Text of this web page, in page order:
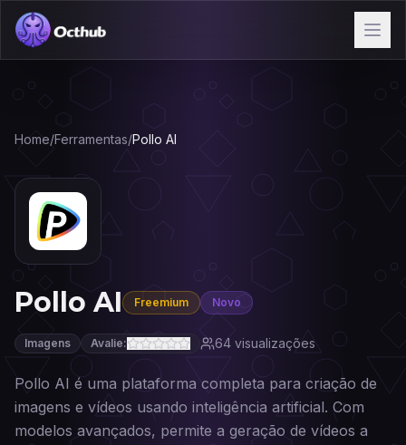
Home/Ferramentas/Pollo AI
Pollo AI Freemium Novo
Imagens Avalie: 64 visualizações
Pollo AI é uma plataforma completa para criação de
imagens e vídeos usando inteligência artificial. Com
modelos avançados, permite a geração de vídeos a